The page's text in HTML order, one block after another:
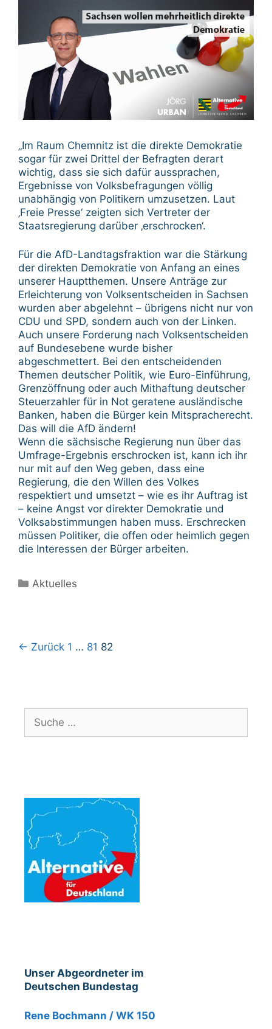
„Im Raum Chemnitz ist die direkte Demokratie
sogar für zwei Drittel der Befragten derart
wichtig, dass sie sich dafür aussprachen,
Ergebnisse von Volksbefragungen völlig
unabhängig von Politikern umzusetzen. Laut
‚Freie Presse‘ zeigten sich Vertreter der
Staatsregierung darüber ‚erschrocken‘.
Für die AfD-Landtagsfraktion war die Stärkung
der direkten Demokratie von Anfang an eines
unserer Hauptthemen. Unsere Anträge zur
Erleichterung von Volksentscheiden in Sachsen
wurden aber abgelehnt – übrigens nicht nur von
CDU und SPD, sondern auch von der Linken.
Auch unsere Forderung nach Volksentscheiden
auf Bundesebene wurde bisher
abgeschmettert. Bei den entscheidenden
Themen deutscher Politik, wie Euro-Einführung,
Grenzöffnung oder auch Mithaftung deutscher
Steuerzahler für in Not geratene ausländische
Banken, haben die Bürger kein Mitspracherecht.
Das will die AfD ändern!
Wenn die sächsische Regierung nun über das
Umfrage-Ergebnis erschrocken ist, kann ich ihr
nur mit auf den Weg geben, dass eine
Regierung, die den Willen des Volkes
respektiert und umsetzt – wie es ihr Auftrag ist
– keine Angst vor direkter Demokratie und
Volksabstimmungen haben muss. Erschrecken
müssen Politiker, die offen oder heimlich gegen
die Interessen der Bürger arbeiten.
Kategorien
Aktuelles
Beitrags-
← Zurück 1 … 81 82
nach:
Unser Abgeordneter im
Deutschen Bundestag
Rene Bochmann / WK 150